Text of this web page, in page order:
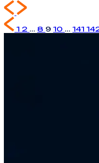
1 2 ... 8 9 10 ... 141